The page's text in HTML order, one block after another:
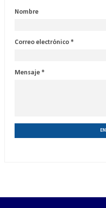
Nombre
Correo electrónico *
Mensaje *